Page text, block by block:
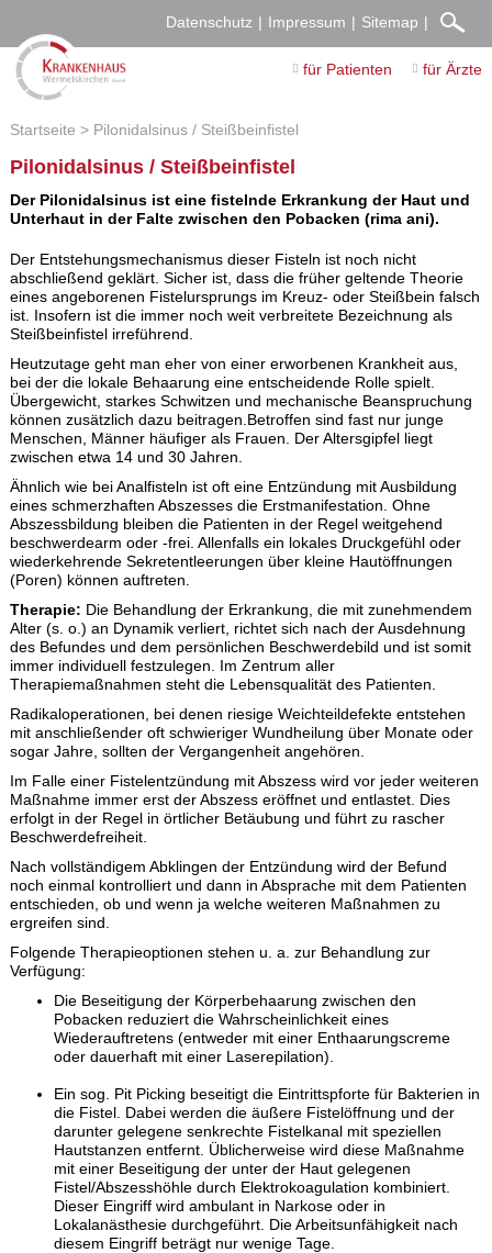
Datenschutz Impressum Sitemap
für Patienten für Ärzte
Startseite Pilonidalsinus / Steißbeinfistel
Pilonidalsinus / Steißbeinfistel
Der Pilonidalsinus ist eine fistelnde Erkrankung der Haut und
Unterhaut in der Falte zwischen den Pobacken (rima ani).
Der Entstehungsmechanismus dieser Fisteln ist noch nicht
abschließend geklärt. Sicher ist, dass die früher geltende Theorie
eines angeborenen Fistelursprungs im Kreuz- oder Steißbein falsch
ist. Insofern ist die immer noch weit verbreitete Bezeichnung als
Steißbeinfistel irreführend.
Heutzutage geht man eher von einer erworbenen Krankheit aus,
bei der die lokale Behaarung eine entscheidende Rolle spielt.
Übergewicht, starkes Schwitzen und mechanische Beanspruchung
können zusätzlich dazu beitragen.Betroffen sind fast nur junge
Menschen, Männer häufiger als Frauen. Der Altersgipfel liegt
zwischen etwa 14 und 30 Jahren.
Ähnlich wie bei Analfisteln ist oft eine Entzündung mit Ausbildung
eines schmerzhaften Abszesses die Erstmanifestation. Ohne
Abszessbildung bleiben die Patienten in der Regel weitgehend
beschwerdearm oder -frei. Allenfalls ein lokales Druckgefühl oder
wiederkehrende Sekretentleerungen über kleine Hautöffnungen
(Poren) können auftreten.
Therapie: Die Behandlung der Erkrankung, die mit zunehmendem
Alter (s. o.) an Dynamik verliert, richtet sich nach der Ausdehnung
des Befundes und dem persönlichen Beschwerdebild und ist somit
immer individuell festzulegen. Im Zentrum aller
Therapiemaßnahmen steht die Lebensqualität des Patienten.
Radikaloperationen, bei denen riesige Weichteildefekte entstehen
mit anschließender oft schwieriger Wundheilung über Monate oder
sogar Jahre, sollten der Vergangenheit angehören.
Im Falle einer Fistelentzündung mit Abszess wird vor jeder weiteren
Maßnahme immer erst der Abszess eröffnet und entlastet. Dies
erfolgt in der Regel in örtlicher Betäubung und führt zu rascher
Beschwerdefreiheit.
Nach vollständigem Abklingen der Entzündung wird der Befund
noch einmal kontrolliert und dann in Absprache mit dem Patienten
entschieden, ob und wenn ja welche weiteren Maßnahmen zu
ergreifen sind.
Folgende Therapieoptionen stehen u. a. zur Behandlung zur
Verfügung:
Die Beseitigung der Körperbehaarung zwischen den
Pobacken reduziert die Wahrscheinlichkeit eines
Wiederauftretens (entweder mit einer Enthaarungscreme
oder dauerhaft mit einer Laserepilation).
Ein sog. Pit Picking beseitigt die Eintrittspforte für Bakterien in
die Fistel. Dabei werden die äußere Fistelöffnung und der
darunter gelegene senkrechte Fistelkanal mit speziellen
Hautstanzen entfernt. Üblicherweise wird diese Maßnahme
mit einer Beseitigung der unter der Haut gelegenen
Fistel/Abszesshöhle durch Elektrokoagulation kombiniert.
Dieser Eingriff wird ambulant in Narkose oder in
Lokalanästhesie durchgeführt. Die Arbeitsunfähigkeit nach
diesem Eingriff beträgt nur wenige Tage.